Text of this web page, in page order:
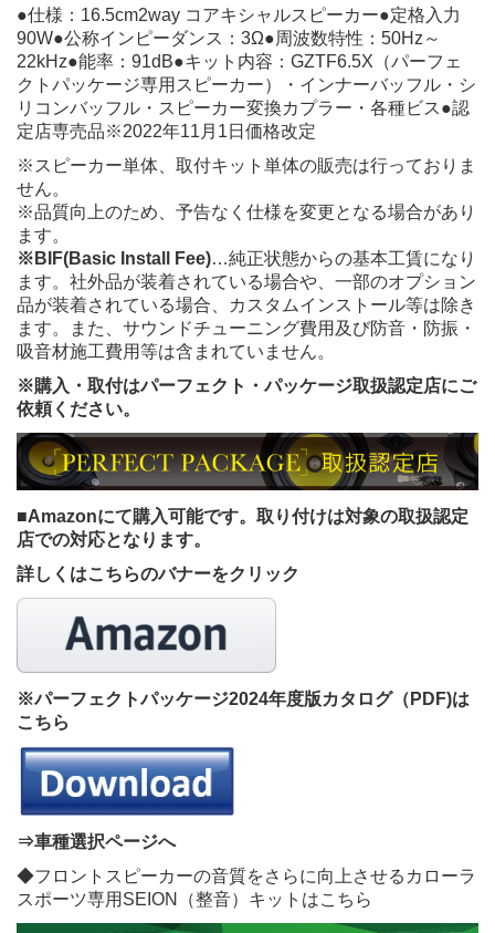
●仕様：16.5cm2way コアキシャルスピーカー●定格入力
90W●公称インピーダンス：3Ω●周波数特性：50Hz～
22kHz●能率：91dB●キット内容：GZTF6.5X（パーフェ
クトパッケージ専用スピーカー）・インナーバッフル・シ
リコンバッフル・スピーカー変換カプラー・各種ビス●認
定店専売品※2022年11月1日価格改定
※スピーカー単体、取付キット単体の販売は行っておりま
せん。
※品質向上のため、予告なく仕様を変更となる場合があり
ます。
※BIF(Basic Install Fee)…純正状態からの基本工賃になり
ます。社外品が装着されている場合や、一部のオプション
品が装着されている場合、カスタムインストール等は除き
ます。また、サウンドチューニング費用及び防音・防振・
吸音材施工費用等は含まれていません。
※購入・取付はパーフェクト・パッケージ取扱認定店にご
依頼ください。
■Amazonにて購入可能です。 取り付けは対象の取扱認定
店での対応となります。
詳しくはこちらのバナーをクリック
※パーフェクトパッケージ2024年度版カタログ（PDF)は
こちら
⇒車種選択ページへ
◆フロントスピーカーの音質をさらに向上させるカローラ
スポーツ専用SEION（整音）キットはこちら